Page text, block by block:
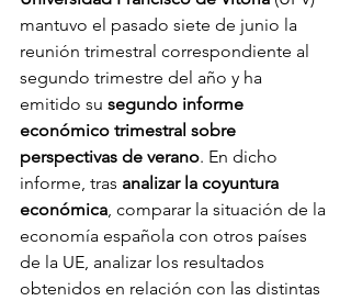
mantuvo el pasado siete de junio la
reunión trimestral correspondiente al
segundo trimestre del año y ha
emitido su segundo informe
económico trimestral sobre
perspectivas de verano. En dicho
informe, tras analizar la coyuntura
económica, comparar la situación de la
economía española con otros países
de la UE, analizar los resultados
obtenidos en relación con las distintas